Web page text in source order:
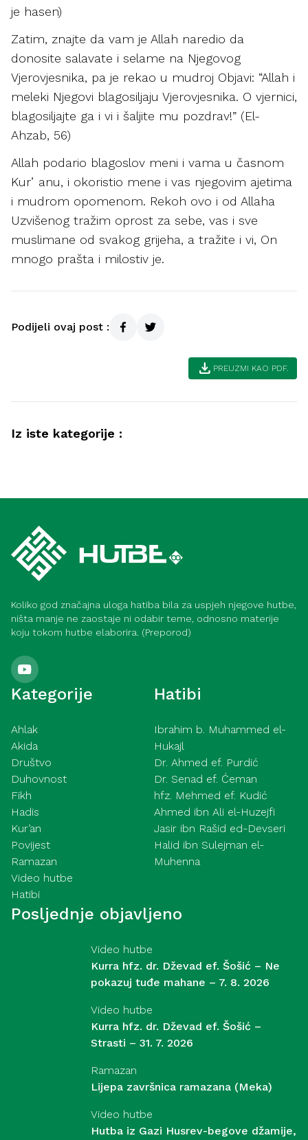
je hasen)
Zatim, znajte da vam je Allah naredio da
donosite salavate i selame na Njegovog
Vjerovjesnika, pa je rekao u mudroj Objavi: “Allah i
meleki Njegovi blagosiljaju Vjerovjesnika. O vjernici,
blagosiljajte ga i vi i šaljite mu pozdrav!” (El-
Ahzab, 56)
Allah podario blagoslov meni i vama u časnom
Kurʼanu, i okoristio mene i vas njegovim ajetima
i mudrom opomenom. Rekoh ovo i od Allaha
Uzvišenog tražim oprost za sebe, vas i sve
muslimane od svakog grijeha, a tražite i vi, On
mnogo prašta i milostiv je.
Podijeli ovaj post :
download PREUZMI KAO PDF.
Iz iste kategorije :
Koliko god značajna uloga hatiba bila za uspjeh njegove hutbe,
ništa manje ne zaostaje ni odabir teme, odnosno materije
koju tokom hutbe elaborira. (Preporod)
Kategorije
Ahlak
Akida
Društvo
Duhovnost
Fikh
Hadis
Kur’an
Povijest
Ramazan
Video hutbe
Hatibi
Hatibi
Ibrahim b. Muhammed el-
Hukajl
Dr. Ahmed ef. Purdić
Dr. Senad ef. Ćeman
hfz. Mehmed ef. Kudić
Ahmed ibn Ali el-Huzejfi
Jasir ibn Rašid ed-Devseri
Halid ibn Sulejman el-
Muhenna
Posljednje objavljeno
Video hutbe
Kurra hfz. dr. Dževad ef. Šošić – Ne
pokazuj tuđe mahane – 7. 8. 2026
Video hutbe
Kurra hfz. dr. Dževad ef. Šošić –
Strasti – 31. 7. 2026
Ramazan
Lijepa završnica ramazana (Meka)
Video hutbe
Hutba iz Gazi Husrev-begove džamije,